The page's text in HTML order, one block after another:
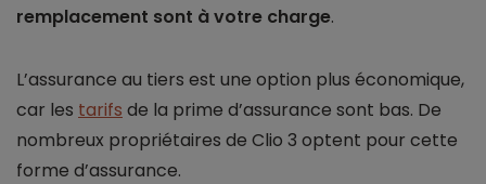
remplacement sont à votre charge.
L’assurance au tiers est une option plus économique,
car les tarifs de la prime d’assurance sont bas. De
nombreux propriétaires de Clio 3 optent pour cette
forme d’assurance.